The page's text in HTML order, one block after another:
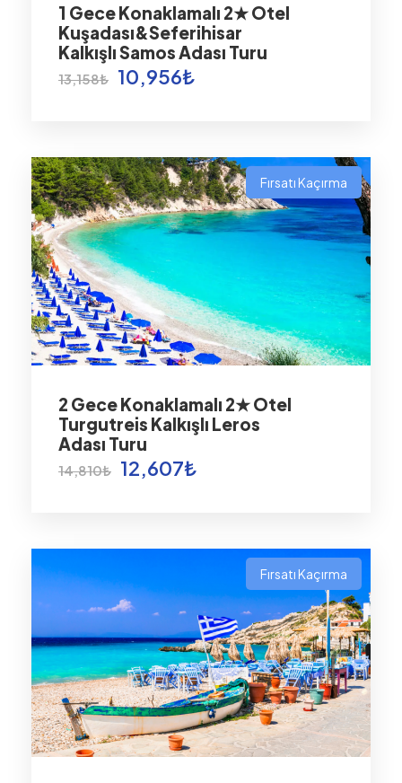
1 Gece Konaklamalı 2★ Otel
Kuşadası&Seferihisar
Kalkışlı Samos Adası Turu
13,158₺ 10,956₺
Fırsatı Kaçırma
2 Gece Konaklamalı 2★ Otel
Turgutreis Kalkışlı Leros
Adası Turu
14,810₺ 12,607₺
Fırsatı Kaçırma